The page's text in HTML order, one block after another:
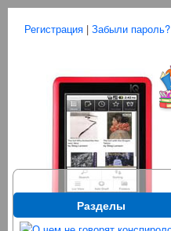
Регистрация | Забыли пароль?
Разделы